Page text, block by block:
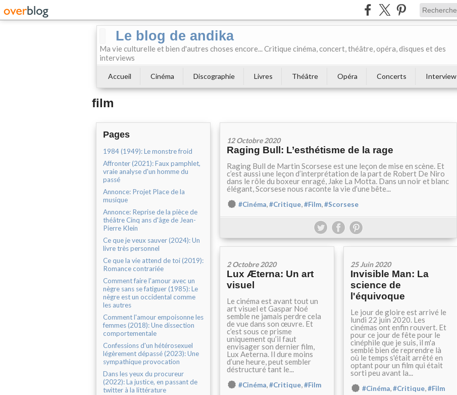
Le blog de andika
Ma vie culturelle et bien d'autres choses encore... Critique cinéma, concert, théâtre, opéra, disques et des
interviews
Accueil Cinéma Discographie Livres Théâtre Opéra Concerts Interview
film
Pages
1984 (1949): Le monstre froid
Affronter (2021): Faux pamphlet,
vraie analyse d'un homme du
passé
Annonce: Projet Place de la
musique
Annonce: Reprise de la pièce de
théâtre Cinq ans d'âge de Jean-
Pierre Klein
Ce que je veux sauver (2024): Un
livre très personnel
Ce que la vie attend de toi (2019):
Romance contrariée
Comment faire l'amour avec un
nègre sans se fatiguer (1985): Le
nègre est un occidental comme
les autres
Comment l'amour empoisonne les
femmes (2018): Une dissection
comportementale
Confessions d'un hétérosexuel
légèrement dépassé (2023): Une
sympathique provocation
Dans les yeux du procureur
(2022): La justice, en passant de
twitter à la littérature
12 Octobre 2020
Raging Bull: L’esthétisme de la rage
Raging Bull de Martin Scorsese est une leçon de mise en scène. Et
c’est aussi une leçon d’interprétation de la part de Robert De Niro
dans le rôle du boxeur enragé, Jake La Motta. Dans un noir et blanc
élégant, Scorsese nous raconte la vie d’une bête...
#Cinéma,#Critique,#Film,#Scorsese
2 Octobre 2020
Lux Æterna: Un art
visuel
Le cinéma est avant tout un
art visuel et Gaspar Noé
semble ne jamais perdre cela
de vue dans son œuvre. Et
c’est sous ce prisme
uniquement qu’il faut
envisager son dernier film,
Lux Aeterna. Il dure moins
d’une heure, peut sembler
déstructuré tant le...
#Cinéma,#Critique,#Film
25 Juin 2020
Invisible Man: La
science de
l'équivoque
Le jour de gloire est arrivé le
lundi 22 juin 2020. Les
cinémas ont enfin rouvert. Et
pour ce jour de fête pour le
cinéphile que je suis, il m'a
semblé bien de reprendre là
où le temps s'était arrêté en
optant pour un film qui était
sorti peu avant la...
#Cinéma,#Critique,#Film